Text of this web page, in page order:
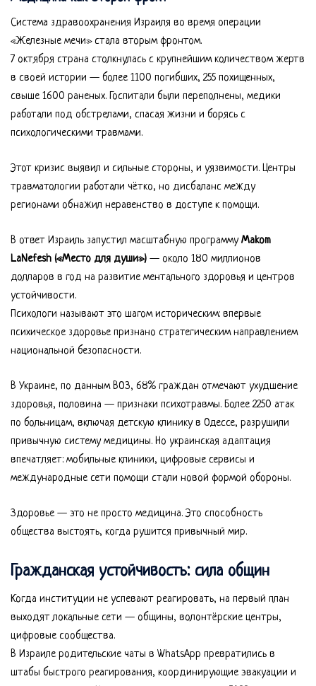
Система здравоохранения Израиля во время операции
«Железные мечи» стала вторым фронтом.
7 октября страна столкнулась с крупнейшим количеством жертв
в своей истории — более 1100 погибших, 255 похищенных,
свыше 1600 раненых. Госпитали были переполнены, медики
работали под обстрелами, спасая жизни и борясь с
психологическими травмами.
Этот кризис выявил и сильные стороны, и уязвимости. Центры
травматологии работали чётко, но дисбаланс между
регионами обнажил неравенство в доступе к помощи.
В ответ Израиль запустил масштабную программуMakom
LaNefesh («Место для души») — около 180 миллионов
долларов в год на развитие ментального здоровья и центров
устойчивости.
Психологи называют это шагом историческим: впервые
психическое здоровье признано стратегическим направлением
национальной безопасности.
В Украине, по данным ВОЗ, 68% граждан отмечают ухудшение
здоровья, половина — признаки психотравмы. Более 2250 атак
по больницам, включая детскую клинику в Одессе, разрушили
привычную систему медицины. Но украинская адаптация
впечатляет: мобильные клиники, цифровые сервисы и
международные сети помощи стали новой формой обороны.
Здоровье — это не просто медицина. Это способность
общества выстоять, когда рушится привычный мир.
Гражданская устойчивость: сила общин
Когда институции не успевают реагировать, на первый план
выходят локальные сети — общины, волонтёрские центры,
цифровые сообщества.
В Израиле родительские чаты в WhatsApp превратились в
штабы быстрого реагирования, координирующие эвакуации и